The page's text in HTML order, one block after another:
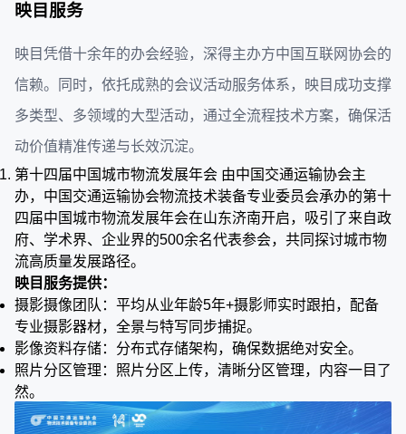
映目服务
映目凭借十余年的办会经验，深得主办方中国互联网协会的
信赖。同时，依托成熟的会议活动服务体系，映目成功支撑
多类型、多领域的大型活动，通过全流程技术方案，确保活
动价值精准传递与长效沉淀。
第十四届中国城市物流发展年会 由中国交通运输协会主
办，中国交通运输协会物流技术装备专业委员会承办的第十
四届中国城市物流发展年会在山东济南开启，吸引了来自政
府、学术界、企业界的500余名代表参会，共同探讨城市物
流高质量发展路径。
映目服务提供：
摄影摄像团队：平均从业年龄5年+摄影师实时跟拍，配备
专业摄影器材，全景与特写同步捕捉。
影像资料存储：分布式存储架构，确保数据绝对安全。
照片分区管理：照片分区上传，清晰分区管理，内容一目了
然。